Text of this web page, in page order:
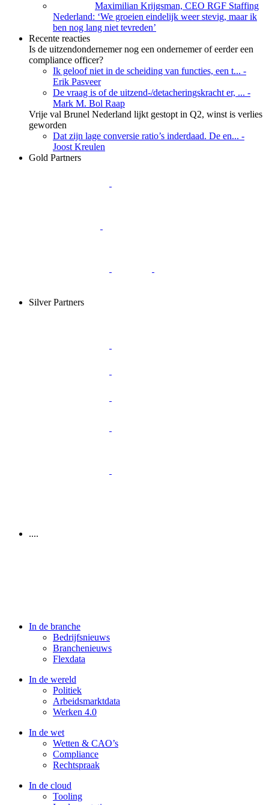
Maximilian Krijgsman, CEO RGF Staffing
Nederland: ‘We groeien eindelijk weer stevig, maar ik
ben nog lang niet tevreden’
Recente reacties
Is de uitzendondernemer nog een ondernemer of eerder een
compliance officer?
Ik geloof niet in de scheiding van functies, een t... -
Erik Pasveer
De vraag is of de uitzend-/detacheringskracht er, ... -
Mark M. Bol Raap
Vrije val Brunel Nederland lijkt gestopt in Q2, winst is verlies
geworden
Dat zijn lage conversie ratio’s inderdaad. De en... -
Joost Kreulen
Gold Partners
Silver Partners
....
In de branche
Bedrijfsnieuws
Branchenieuws
Flexdata
In de wereld
Politiek
Arbeidsmarktdata
Werken 4.0
In de wet
Wetten & CAO’s
Compliance
Rechtspraak
In de cloud
Tooling